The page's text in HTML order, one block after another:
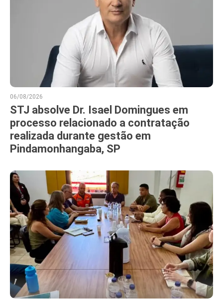
06/08/2026
STJ absolve Dr. Isael Domingues em
processo relacionado a contratação
realizada durante gestão em
Pindamonhangaba, SP